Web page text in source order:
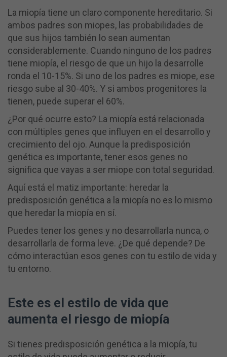
La miopía tiene un claro componente hereditario. Si
ambos padres son miopes, las probabilidades de
que sus hijos también lo sean aumentan
considerablemente. Cuando ninguno de los padres
tiene miopía, el riesgo de que un hijo la desarrolle
ronda el 10-15%. Si uno de los padres es miope, ese
riesgo sube al 30-40%. Y si ambos progenitores la
tienen, puede superar el 60%.
¿Por qué ocurre esto? La miopía está relacionada
con múltiples genes que influyen en el desarrollo y
crecimiento del ojo. Aunque la predisposición
genética es importante, tener esos genes no
significa que vayas a ser miope con total seguridad.
Aquí está el matiz importante: heredar la
predisposición genética a la miopía no es lo mismo
que heredar la miopía en sí.
Puedes tener los genes y no desarrollarla nunca, o
desarrollarla de forma leve. ¿De qué depende? De
cómo interactúan esos genes con tu estilo de vida y
tu entorno.
Este es el estilo de vida que
aumenta el riesgo de miopía
Si tienes predisposición genética a la miopía, tu